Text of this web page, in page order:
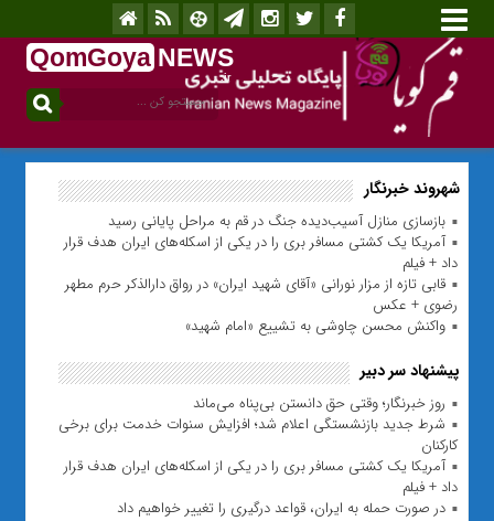
QomGoya NEWS
.ir
شهروند خبرنگار
بازسازی منازل آسیب‌دیده جنگ در قم به مراحل پایانی رسید
آمریکا یک کشتی مسافر بری را در یکی از اسکله‌های ایران هدف قرار
داد + فیلم
قابی تازه از مزار نورانی «آقای شهید ایران» در رواق دارالذکر حرم مطهر
رضوی + عکس
واکنش محسن چاوشی به تشییع «امام شهید»
پیشنهاد سر دبیر
روز خبرنگار؛ وقتی حق دانستن بی‌پناه می‌ماند
شرط جدید بازنشستگی اعلام شد؛ افزایش سنوات خدمت برای برخی
کارکنان
آمریکا یک کشتی مسافر بری را در یکی از اسکله‌های ایران هدف قرار
داد + فیلم
در صورت حمله به ایران، قواعد درگیری را تغییر خواهیم داد